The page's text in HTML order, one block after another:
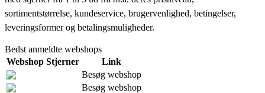
sortimentstørrelse, kundeservice, brugervenlighed, betingelser,
leveringsformer og betalingsmuligheder.
Bedst anmeldte webshops
Webshop Stjerner
Link
Besøg webshop
Besøg webshop